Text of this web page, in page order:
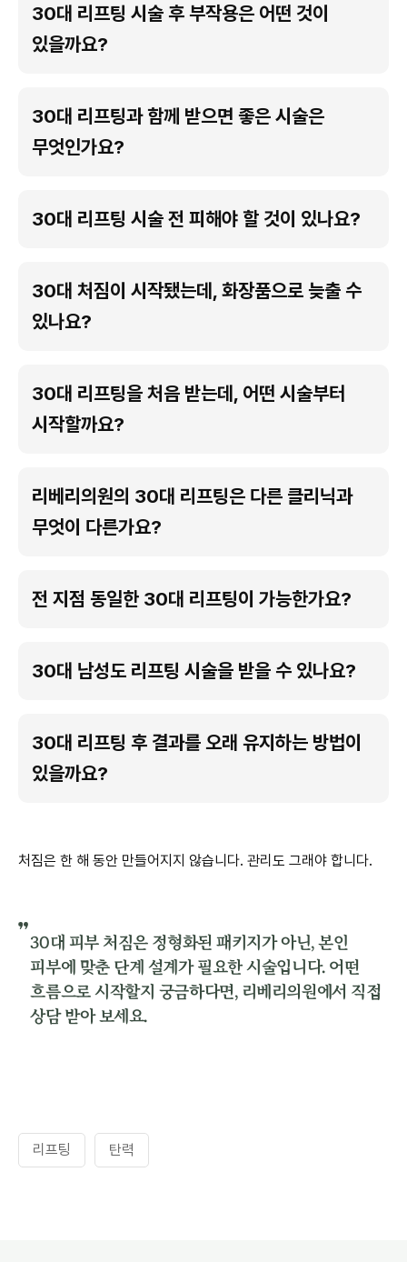
30대 리프팅 시술 후 부작용은 어떤 것이
있을까요?
30대 리프팅과 함께 받으면 좋은 시술은
무엇인가요?
30대 리프팅 시술 전 피해야 할 것이 있나요?
30대 처짐이 시작됐는데, 화장품으로 늦출 수
있나요?
30대 리프팅을 처음 받는데, 어떤 시술부터
시작할까요?
리베리의원의 30대 리프팅은 다른 클리닉과
무엇이 다른가요?
전 지점 동일한 30대 리프팅이 가능한가요?
30대 남성도 리프팅 시술을 받을 수 있나요?
30대 리프팅 후 결과를 오래 유지하는 방법이
있을까요?
처짐은 한 해 동안 만들어지지 않습니다. 관리도 그래야 합니다.
30대 피부 처짐은 정형화된 패키지가 아닌, 본인
피부에 맞춘 단계 설계가 필요한 시술입니다. 어떤
흐름으로 시작할지 궁금하다면, 리베리의원에서 직접
상담 받아 보세요.
리프팅 탄력